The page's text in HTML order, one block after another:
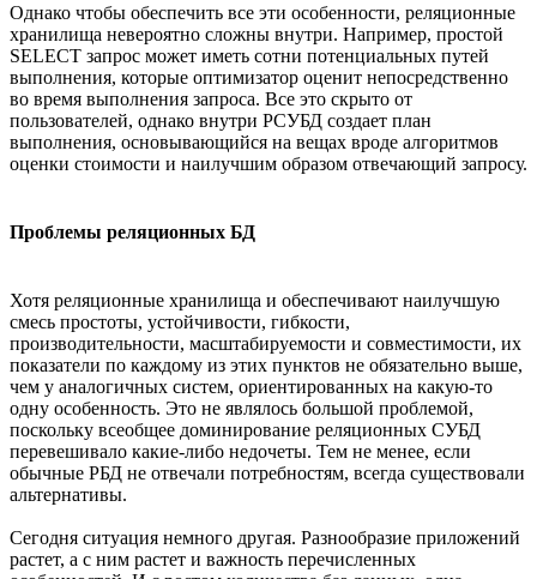
Однако чтобы обеспечить все эти особенности, реляционные
хранилища невероятно сложны внутри. Например, простой
SELECT запрос может иметь сотни потенциальных путей
выполнения, которые оптимизатор оценит непосредственно
во время выполнения запроса. Все это скрыто от
пользователей, однако внутри РСУБД создает план
выполнения, основывающийся на вещах вроде алгоритмов
оценки стоимости и наилучшим образом отвечающий запросу.
Проблемы реляционных БД
Хотя реляционные хранилища и обеспечивают наилучшую
смесь простоты, устойчивости, гибкости,
производительности, масштабируемости и совместимости, их
показатели по каждому из этих пунктов не обязательно выше,
чем у аналогичных систем, ориентированных на какую-то
одну особенность. Это не являлось большой проблемой,
поскольку всеобщее доминирование реляционных СУБД
перевешивало какие-либо недочеты. Тем не менее, если
обычные РБД не отвечали потребностям, всегда существовали
альтернативы.
Сегодня ситуация немного другая. Разнообразие приложений
растет, а с ним растет и важность перечисленных